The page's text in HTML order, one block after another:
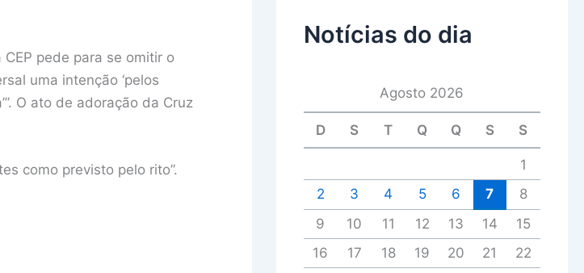
pede para se omitir o
uma intenção ‘pelos
O ato de adoração da Cruz
como previsto pelo rito”.
Notícias do dia
Agosto 2026
D S T Q Q S S
1
2
3 4 5 6 7
8
9
10 11 12 13 14
15
16
17 18 19 20 21
22